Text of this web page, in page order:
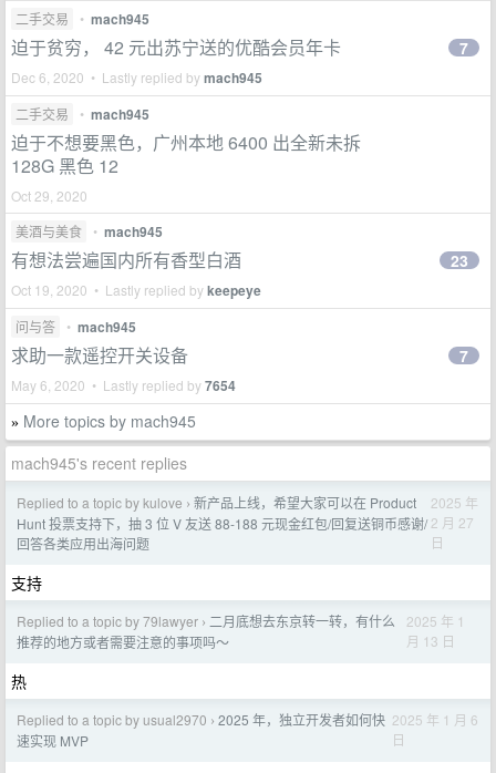
二手交易
• mach945
迫于贫穷， 42 元出苏宁送的优酷会员年卡
Dec 6, 2020 • Lastly replied bymach945
7
二手交易 • mach945
迫于不想要黑色，广州本地 6400 出全新未拆
128G 黑色 12
Oct 29, 2020
美酒与美食
• mach945
有想法尝遍国内所有香型白酒
Oct 19, 2020 • Lastly replied bykeepeye
23
问与答 • mach945
求助一款遥控开关设备
May 6, 2020 • Lastly replied by7654
7
» More topics by mach945
mach945's recent replies
Replied to a topic by kulove › 新产品上线，希望大家可以在 Product
Hunt 投票支持下，抽 3 位 V 友送 88-188 元现金红包/回复送铜币感谢/
回答各类应用出海问题
2025 年
2 月 27
日
支持
Replied to a topic by 79lawyer › 二月底想去东京转一转，有什么
推荐的地方或者需要注意的事项吗～
2025 年 1
月 13 日
热
Replied to a topic by usual2970 › 2025 年，独立开发者如何快
速实现 MVP
2025 年 1 月 6
日